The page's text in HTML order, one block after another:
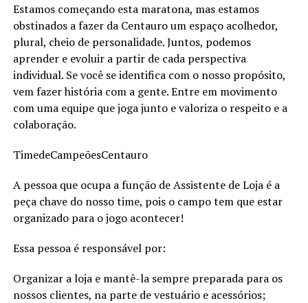
Estamos começando esta maratona, mas estamos
obstinados a fazer da Centauro um espaço acolhedor,
plural, cheio de personalidade. Juntos, podemos
aprender e evoluir a partir de cada perspectiva
individual. Se você se identifica com o nosso propósito,
vem fazer história com a gente. Entre em movimento
com uma equipe que joga junto e valoriza o respeito e a
colaboração.
TimedeCampeõesCentauro
A pessoa que ocupa a função de Assistente de Loja é a
peça chave do nosso time, pois o campo tem que estar
organizado para o jogo acontecer!
Essa pessoa é responsável por:
Organizar a loja e mantê-la sempre preparada para os
nossos clientes, na parte de vestuário e acessórios;